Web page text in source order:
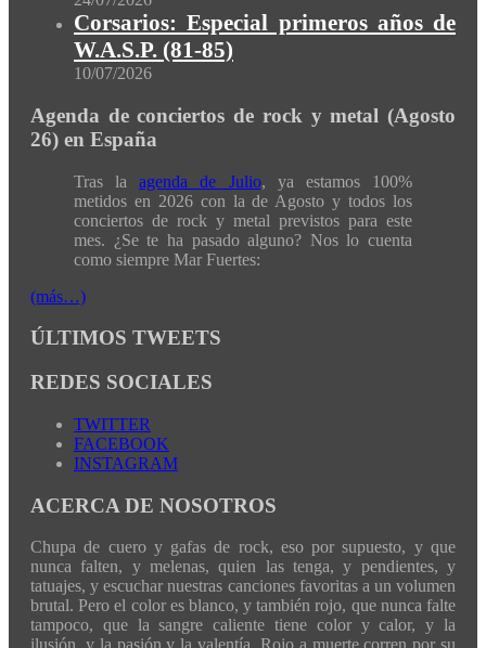
Corsarios: Especial primeros años de
W.A.S.P. (81-85)
10/07/2026
Agenda de conciertos de rock y metal (Agosto
26) en España
Tras laagenda de Julio, ya estamos 100%
metidos en 2026 con la de Agosto y todos los
conciertos de rock y metal previstos para este
mes. ¿Se te ha pasado alguno? Nos lo cuenta
como siempre Mar Fuertes:
(más…)
ÚLTIMOS TWEETS
REDES SOCIALES
TWITTER
FACEBOOK
INSTAGRAM
ACERCA DE NOSOTROS
Chupa de cuero y gafas de rock, eso por supuesto, y que
nunca falten, y melenas, quien las tenga, y pendientes, y
tatuajes, y escuchar nuestras canciones favoritas a un volumen
brutal. Pero el color es blanco, y también rojo, que nunca falte
tampoco, que la sangre caliente tiene color y calor, y la